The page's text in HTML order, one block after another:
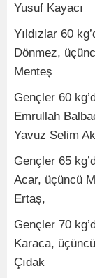
Yusuf Kayacı
Yıldızlar 60
Dönmez,
Menteş
Gençler 60
Emrullah
Yavuz Selim
Gençler 65
Acar, üçüncü
Ertaş,
Gençler 70
Karaca,
Çıdak